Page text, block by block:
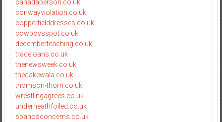
canadaperson.co.uk
conwayviolation.co.uk
copperfielddresses.co.uk
cowboysspot.co.uk
decemberteaching.co.uk
traceloans.co.uk
thenewsweek.co.uk
thecakewala.co.uk
thomson-thorn.co.uk
wrestlingagrees.co.uk
underneathfoiled.co.uk
spanosconcerns.co.uk